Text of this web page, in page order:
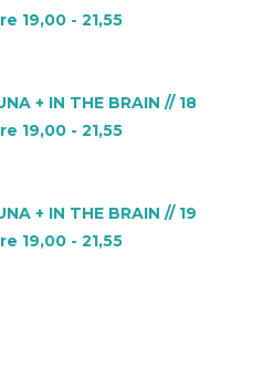
19,00 - 21,55
+ IN THE BRAIN // 18
19,00 - 21,55
+ IN THE BRAIN // 19
19,00 - 21,55